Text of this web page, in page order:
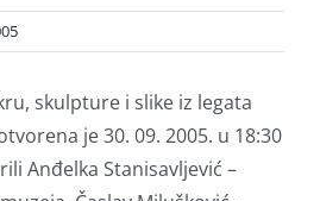
skulpture i slike iz legata
je 30. 09. 2005. u 18:30
Anđelka Stanisavljević –